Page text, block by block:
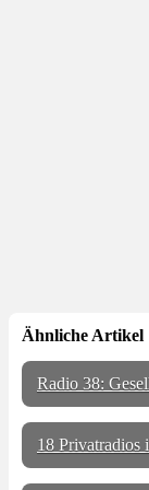
Ähnliche Artikel
Radio 38:
18 Privatradios